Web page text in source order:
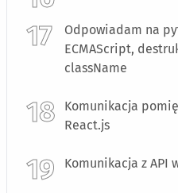
Odpowiadam na
ECMAScript,
className
Komunikacja
React.js
Komunikacja z API